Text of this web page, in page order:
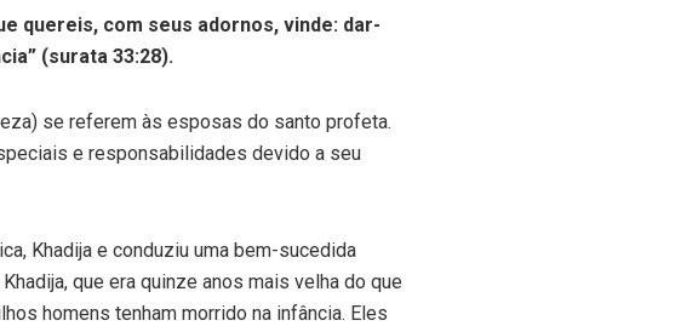
quereis, com seus adornos, vinde: dar-
(surata 33:28).
se referem às esposas do santo profeta.
e responsabilidades devido a seu
Khadija e conduziu uma bem-sucedida
que era quinze anos mais velha do que
homens tenham morrido na infância. Eles